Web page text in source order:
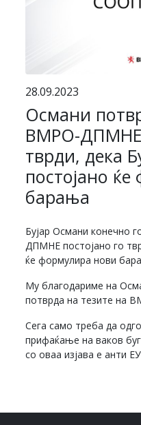
28.09.2023
Османи
ВМРО-ДПМНЕ
тврди, дека
постојано
барања
Бујар Османи конечно
ДПМНЕ постојано го
ќе формулира нови
Му благодариме на
потврда на тезите на
Сега само треба да
прифаќање на ваков
со оваа изјава е анти